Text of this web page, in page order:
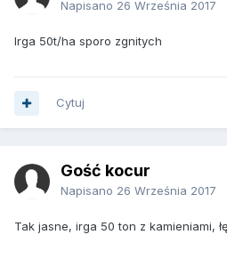
Napisano 26 Września 2017
Irga 50t/ha sporo zgnitych
Cytuj
Gość kocur
Napisano 26 Września 2017
Tak jasne, irga 50 ton z kamieniami,